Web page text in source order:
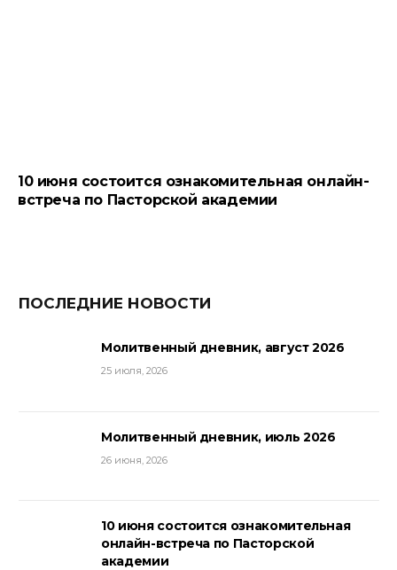
10 июня состоится ознакомительная онлайн-
встреча по Пасторской академии
ПОСЛЕДНИЕ НОВОСТИ
Молитвенный дневник, август 2026
25 июля, 2026
Молитвенный дневник, июль 2026
26 июня, 2026
10 июня состоится ознакомительная
онлайн-встреча по Пасторской
академии